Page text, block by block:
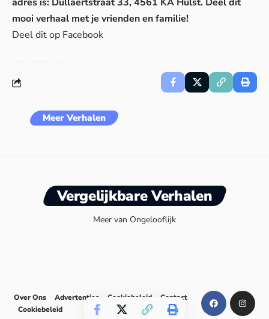
mooi verhaal met je vrienden en familie!
Deel dit op Facebook
Meer Verhalen
Vergelijkbare Verhalen
Meer van Ongelooflijk
Over Ons Advertenties Cookiebeleid
Contact
Cookiebeleid